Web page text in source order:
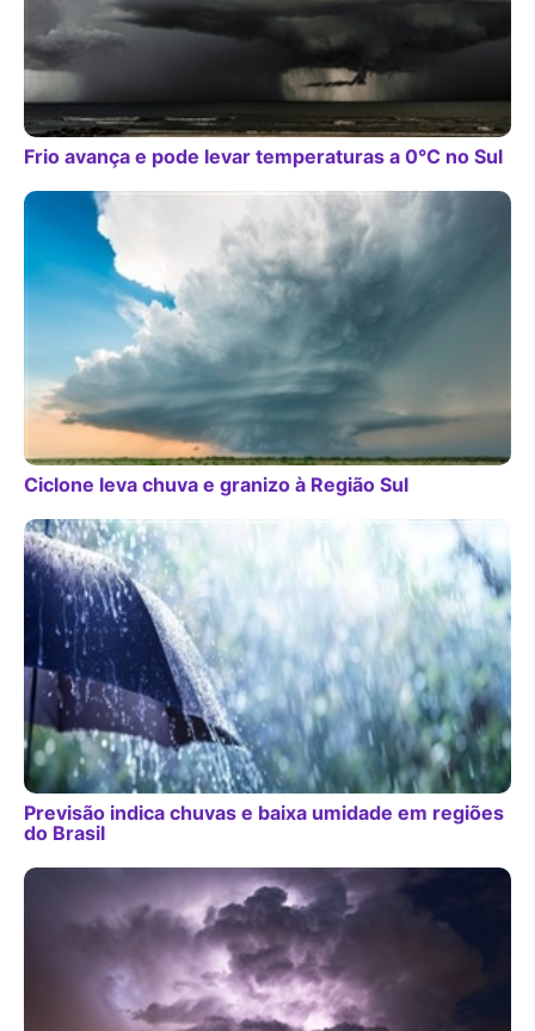
Frio avança e pode levar temperaturas a 0°C no Sul
Ciclone leva chuva e granizo à Região Sul
Previsão indica chuvas e baixa umidade em regiões
do Brasil